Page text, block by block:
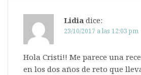
Lidia dice:
23/10/2017 a las 12:03 pm
Hola Cristi!! Me parece una
en los dos años de reto que